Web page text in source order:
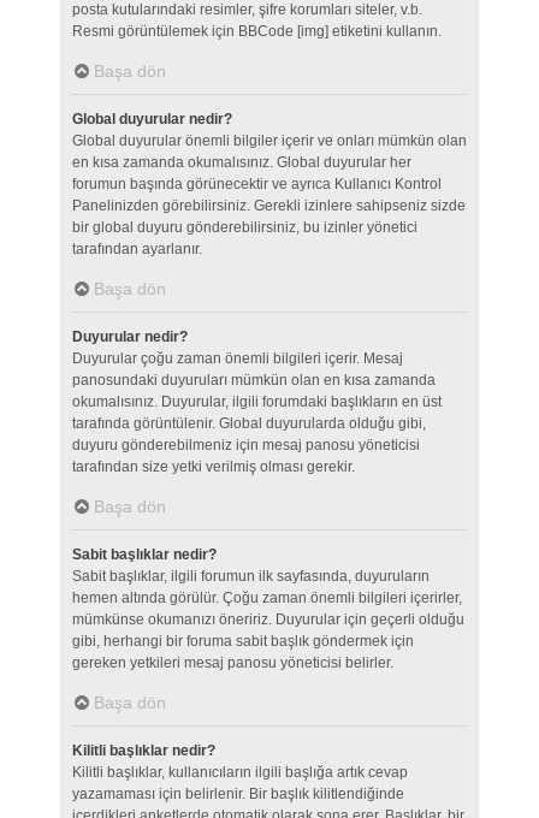
posta kutularındaki resimler, şifre korumları siteler, v.b.
Resmi görüntülemek için BBCode [img] etiketini kullanın.
Başa dön
Global duyurular nedir?
Global duyurular önemli bilgiler içerir ve onları mümkün olan
en kısa zamanda okumalısınız. Global duyurular her
forumun başında görünecektir ve ayrıca Kullanıcı Kontrol
Panelinizden görebilirsiniz. Gerekli izinlere sahipseniz sizde
bir global duyuru gönderebilirsiniz, bu izinler yönetici
tarafından ayarlanır.
Başa dön
Duyurular nedir?
Duyurular çoğu zaman önemli bilgileri içerir. Mesaj
panosundaki duyuruları mümkün olan en kısa zamanda
okumalısınız. Duyurular, ilgili forumdaki başlıkların en üst
tarafında görüntülenir. Global duyurularda olduğu gibi,
duyuru gönderebilmeniz için mesaj panosu yöneticisi
tarafından size yetki verilmiş olması gerekir.
Başa dön
Sabit başlıklar nedir?
Sabit başlıklar, ilgili forumun ilk sayfasında, duyuruların
hemen altında görülür. Çoğu zaman önemli bilgileri içerirler,
mümkünse okumanızı öneririz. Duyurular için geçerli olduğu
gibi, herhangi bir foruma sabit başlık göndermek için
gereken yetkileri mesaj panosu yöneticisi belirler.
Başa dön
Kilitli başlıklar nedir?
Kilitli başlıklar, kullanıcıların ilgili başlığa artık cevap
yazamaması için belirlenir. Bir başlık kilitlendiğinde